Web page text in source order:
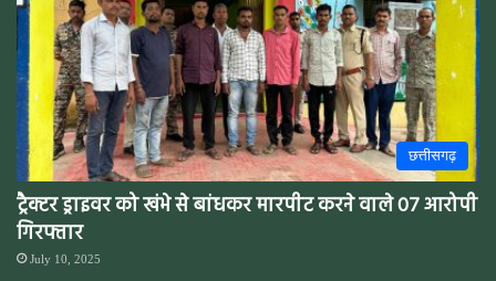
छत्तीसगढ़
ट्रैक्टर ड्राइवर को खंभे से बांधकर मारपीट करने वाले 07 आरोपी
गिरफ्तार
July 10, 2025